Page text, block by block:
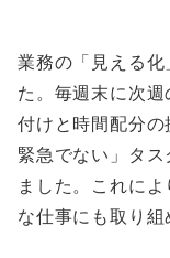
業務の「見える
た。毎週末に次
付けと時間配分
緊急でない」タ
ました。これに
な仕事にも取り組